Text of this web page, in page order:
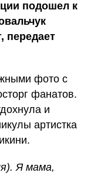
подошел к
передает
фото с
фанатов.
и
артистка
Я мама,